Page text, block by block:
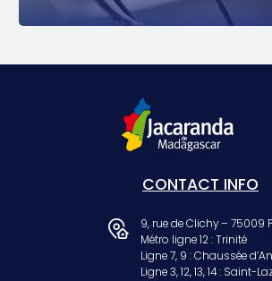
CONTACT INFO
9, rue de Clichy – 75009
Métro ligne 12 : Trinité
Ligne 7, 9 : Chaussée
Ligne 3, 12, 13, 14 : Saint-